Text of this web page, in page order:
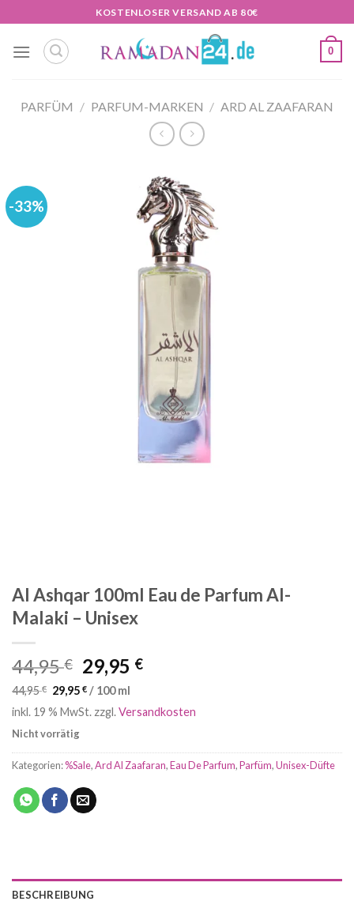
Inhalt
springen
KOSTENLOSER VERSAND AB 80€
0
PARFÜM / PARFUM-MARKEN / ARD AL ZAAFARAN
-33%
Al Ashqar 100ml Eau de Parfum Al-
Malaki – Unisex
44,95€ Ursprünglicher
Preis
war:
44,95 €
29,95 €Aktueller
ist:
29,95 €.
44,95€ 29,95€ / 100 ml
inkl. 19 % MwSt. zzgl.Versandkosten
Nicht vorrätig
Kategorien:%Sale,Ard Al Zaafaran,Eau De Parfum,Parfüm,Unisex-Düfte
BESCHREIBUNG